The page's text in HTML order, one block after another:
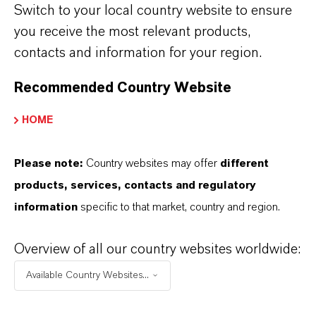
You can find further information concerning LANXESS chemistry
athttp://lanxess.com/en/Media/Stories.
联系人
DiMar Ext Pol Rel Mgr CN/ASEAN
Switch to your local country website to ensure
you receive the most relevant products,
contacts and information for your region.
Recommended Country Website
HOME
Please note: Country websites may offer different
products, services, contacts and regulatory
information specific to that market, country and region.
Overview of all our country websites worldwide:
Available Country Websites...